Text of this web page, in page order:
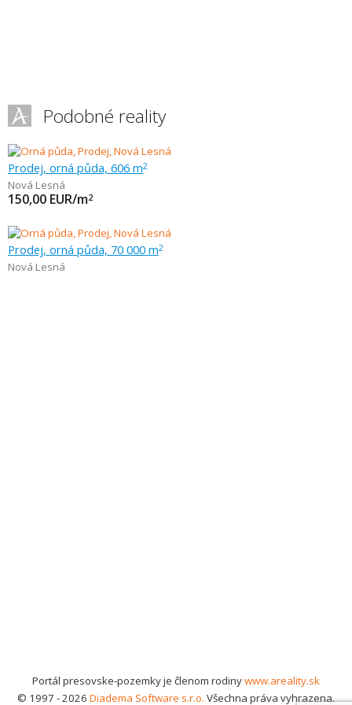
Podobné reality
Prodej, orná půda, 606 m2
Nová Lesná
150,00 EUR/m2
Prodej, orná půda, 70 000 m2
Nová Lesná
Portál presovske-pozemky je členom rodinywww.areality.sk
© 1997 - 2026 Diadema Software s.r.o. Všechna práva vyhrazena.